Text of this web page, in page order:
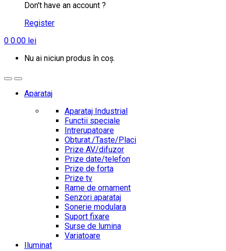
Don't have an account ?
Register
0 0.00 lei
Nu ai niciun produs în coș.
Aparataj
Aparataj Industrial
Functii speciale
Intrerupatoare
Obturat./Taste/Placi
Prize AV/difuzor
Prize date/telefon
Prize de forta
Prize tv
Rame de ornament
Senzori aparataj
Sonerie modulara
Suport fixare
Surse de lumina
Variatoare
Iluminat